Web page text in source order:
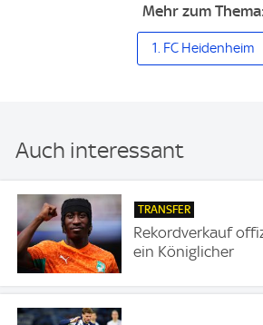
Mehr zum Thema:
1. FC Heidenheim
Auch interessant
TRANSFER
Rekordverkauf
ein Königlicher